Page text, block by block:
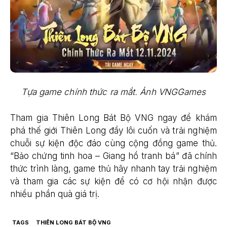
Tựa game chính thức ra mắt. Ảnh VNGGames
Tham gia Thiên Long Bát Bộ VNG ngay để khám
phá thế giới Thiên Long đầy lôi cuốn và trải nghiệm
chuỗi sự kiện độc đáo cùng cộng đồng game thủ.
“Bảo chứng tinh hoa – Giang hồ tranh bá” đã chính
thức trình làng, game thủ hãy nhanh tay trải nghiệm
và tham gia các sự kiện để có cơ hội nhận được
nhiều phần quà giá trị.
TAGS THIÊN LONG BÁT BỘ VNG